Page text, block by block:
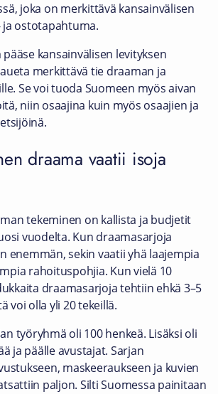
joka on merkittävä kansainvälisen
ostotapahtuma.
kansainvälisen levityksen
merkittävä tie draaman ja
Se voi tuoda Suomeen myös aivan
niin osaajina kuin myös osaajien ja
draama vaatii isoja
tekeminen on kallista ja budjetit
vuodelta. Kun draamasarjoja
enemmän, sekin vaatii yhä laajempia
rahoituspohjia. Kun vielä 10
draamasarjoja tehtiin ehkä 3–5
voi olla yli 20 tekeillä.
työryhmä oli 100 henkeä. Lisäksi oli
ja päälle avustajat. Sarjan
maskeeraukseen ja kuvien
paljon. Silti Suomessa painitaan